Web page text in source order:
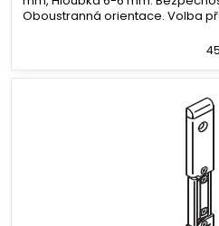
Oboustranná orientace. Volba